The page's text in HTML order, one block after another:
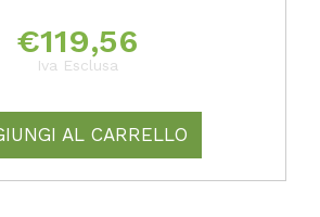
€119,56
Iva Esclusa
AL CARRELLO